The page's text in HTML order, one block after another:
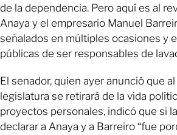
de la dependencia. Pero aquí es al
Anaya y el empresario Manuel
señalados en múltiples ocasiones y
públicas de ser responsables de
El senador, quien ayer anunció que
legislatura se retirará de la vida
proyectos personales, indicó que si
declarar a Anaya y a Barreiro “fue